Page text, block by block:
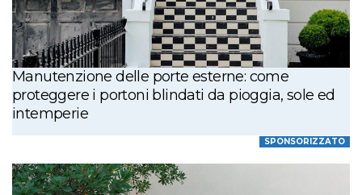
Manutenzione delle porte esterne: come
proteggere i portoni blindati da pioggia, sole ed
intemperie
SPONSORIZZATO